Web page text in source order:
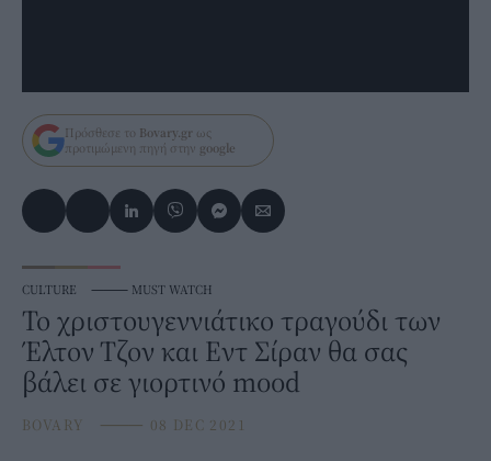
Πρόσθεσε το Bovary.gr ως
προτιμώμενη πηγή στην google
CULTURE ⸻ MUST WATCH
Το χριστουγεννιάτικο τραγούδι των
Έλτον Τζον και Εντ Σίραν θα σας
βάλει σε γιορτινό mood
BOVARY ⸻ 08 DEC 2021